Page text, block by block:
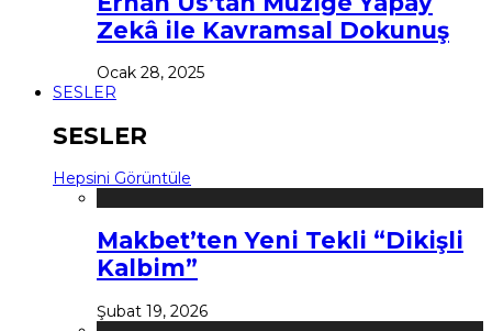
Zekâ ile Kavramsal Dokunuş
Ocak 28, 2025
SESLER
SESLER
Hepsini Görüntüle
Makbet’ten Yeni Tekli “Dikişli
Kalbim”
Şubat 19, 2026